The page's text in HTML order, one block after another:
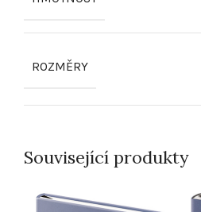
ROZMĚRY
Související produkty